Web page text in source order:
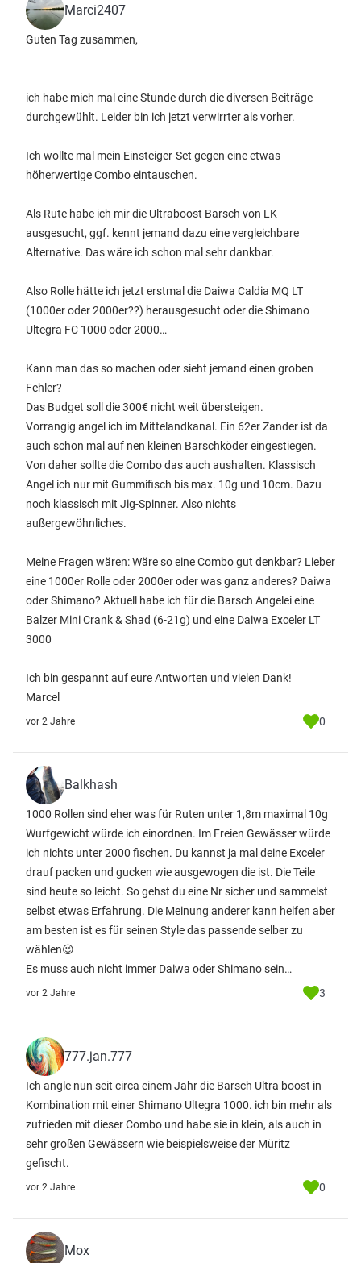
Marci2407
Guten Tag zusammen,
ich habe mich mal eine Stunde durch die diversen Beiträge
durchgewühlt. Leider bin ich jetzt verwirrter als vorher.
Ich wollte mal mein Einsteiger-Set gegen eine etwas
höherwertige Combo eintauschen.
Als Rute habe ich mir die Ultraboost Barsch von LK
ausgesucht, ggf. kennt jemand dazu eine vergleichbare
Alternative. Das wäre ich schon mal sehr dankbar.
Also Rolle hätte ich jetzt erstmal die Daiwa Caldia MQ LT
(1000er oder 2000er??) herausgesucht oder die Shimano
Ultegra FC 1000 oder 2000…
Kann man das so machen oder sieht jemand einen groben
Fehler?
Das Budget soll die 300€ nicht weit übersteigen.
Vorrangig angel ich im Mittelandkanal. Ein 62er Zander ist da
auch schon mal auf nen kleinen Barschköder eingestiegen.
Von daher sollte die Combo das auch aushalten. Klassisch
Angel ich nur mit Gummifisch bis max. 10g und 10cm. Dazu
noch klassisch mit Jig-Spinner. Also nichts
außergewöhnliches.
Meine Fragen wären: Wäre so eine Combo gut denkbar? Lieber
eine 1000er Rolle oder 2000er oder was ganz anderes? Daiwa
oder Shimano? Aktuell habe ich für die Barsch Angelei eine
Balzer Mini Crank & Shad (6-21g) und eine Daiwa Exceler LT
3000
Ich bin gespannt auf eure Antworten und vielen Dank!
Marcel
vor 2 Jahre 0
Balkhash
1000 Rollen sind eher was für Ruten unter 1,8m maximal 10g
Wurfgewicht würde ich einordnen. Im Freien Gewässer würde
ich nichts unter 2000 fischen. Du kannst ja mal deine Exceler
drauf packen und gucken wie ausgewogen die ist. Die Teile
sind heute so leicht. So gehst du eine Nr sicher und sammelst
selbst etwas Erfahrung. Die Meinung anderer kann helfen aber
am besten ist es für seinen Style das passende selber zu
wählen😉
Es muss auch nicht immer Daiwa oder Shimano sein…
vor 2 Jahre 3
777.jan.777
Ich angle nun seit circa einem Jahr die Barsch Ultra boost in
Kombination mit einer Shimano Ultegra 1000. ich bin mehr als
zufrieden mit dieser Combo und habe sie in klein, als auch in
sehr großen Gewässern wie beispielsweise der Müritz
gefischt.
vor 2 Jahre 0
Mox